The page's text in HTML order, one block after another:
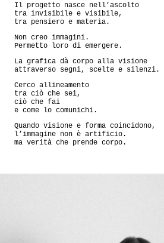
Il progetto nasce nell’ascolto
tra invisibile e visibile,
tra pensiero e materia.
Non creo immagini.
Permetto loro di emergere.
La grafica dà corpo alla visione
attraverso segni, scelte e silenzi.
Cerco allineamento
tra ciò che sei,
ciò che fai
e come lo comunichi.
Quando visione e forma coincidono,
l’immagine non è artificio.
ma verità che prende corpo.